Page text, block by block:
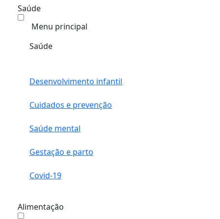
Saúde
Menu principal
Saúde
Desenvolvimento infantil
Cuidados e prevenção
Saúde mental
Gestação e parto
Covid-19
Alimentação